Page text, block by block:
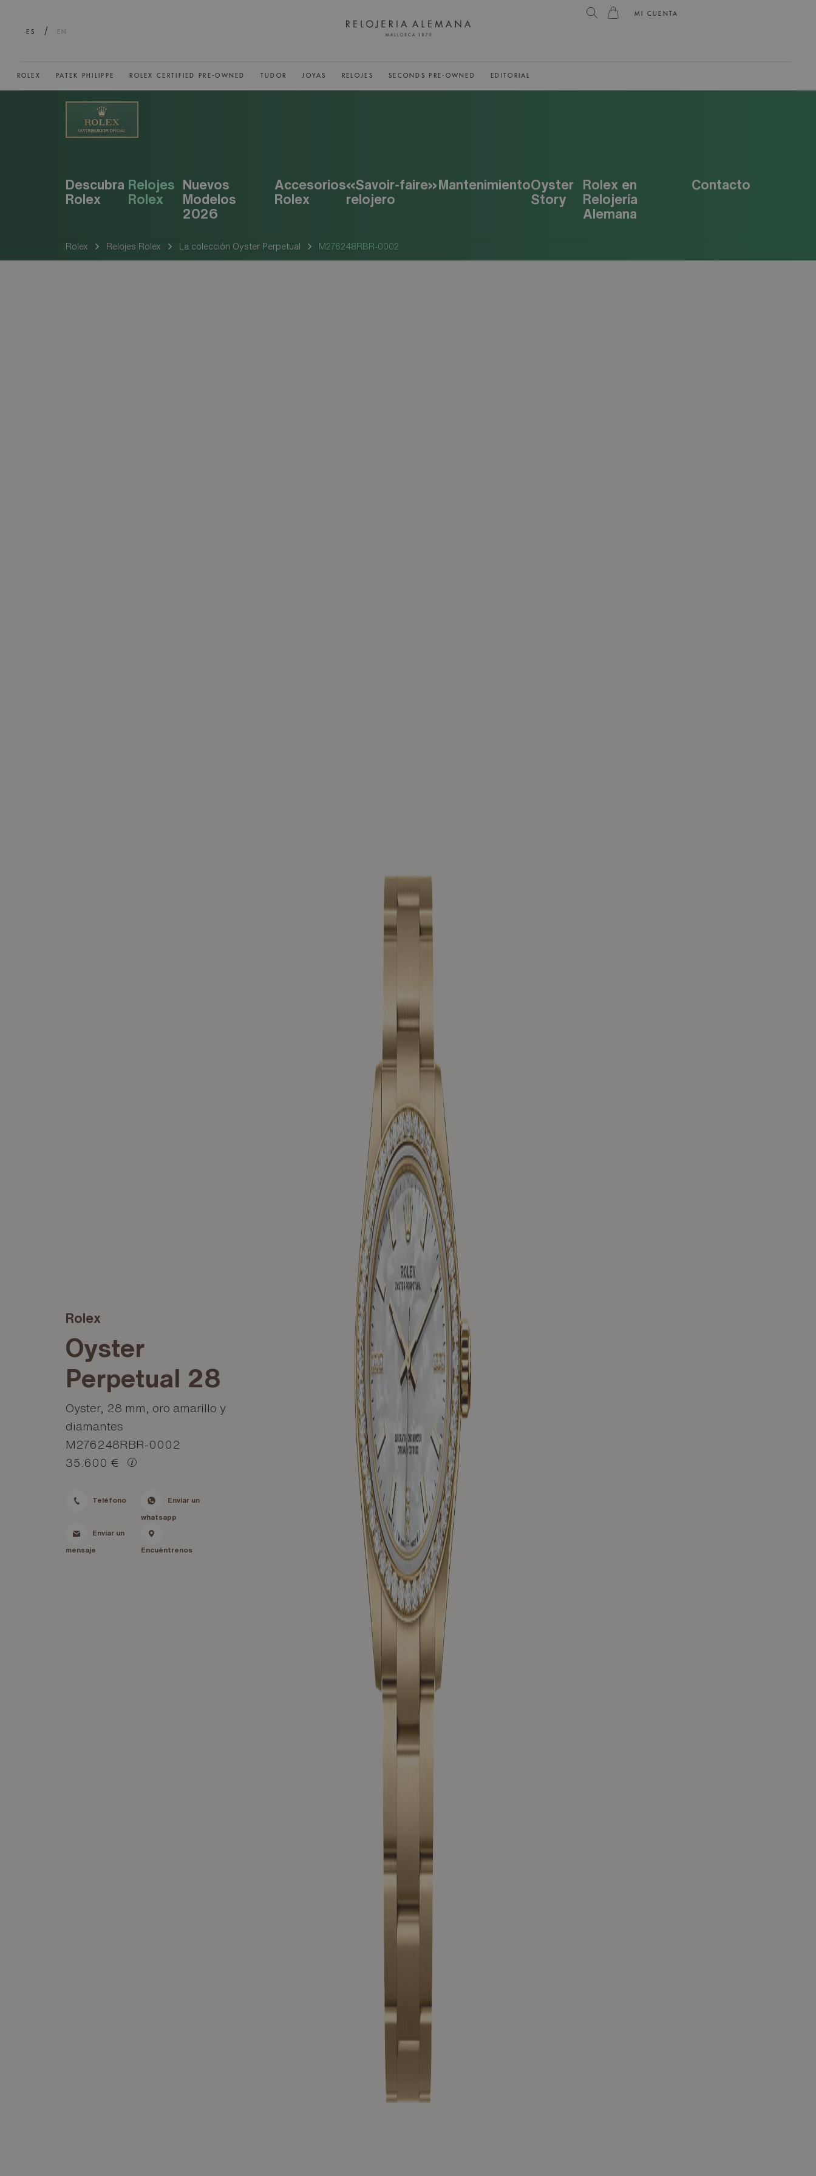
MI CUENTA
ES / EN
ROLEX PATEK PHILIPPE ROLEX CERTIFIED PRE-OWNED TUDOR JOYAS RELOJES SECONDS PRE-OWNED EDITORIAL
Descubra
Rolex
Relojes
Rolex
Nuevos
Modelos
2026
Accesorios
Rolex
«Savoir-faire»
relojero
MantenimientoOyster
Story
Rolex en
Relojería
Alemana
Contacto
Rolex Relojes Rolex La colección Oyster Perpetual M276248RBR-0002
Rolex
Oyster
Perpetual 28
Oyster, 28 mm, oro amarillo y
diamantes
M276248RBR-0002
35.600 €
Teléfono Enviar un
whatsapp
Enviar un
mensaje Encuéntrenos